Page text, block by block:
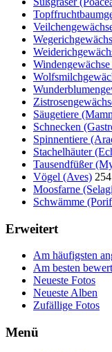
Säugetiere
Schnecken
Spinnentiere
Stachelhäuter
Tausendfüßer
Vögel (Aves) 254
Moosfarne
Schwämme
Erweitert
Am häufigsten
Am besten
Neueste Fotos
Neueste Alben
Zufällige Fotos
Menü